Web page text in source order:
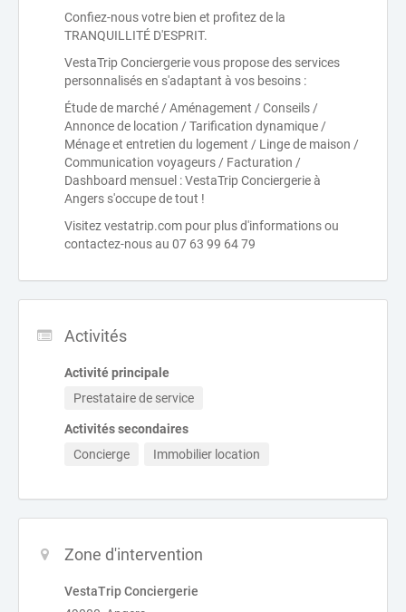
Confiez-nous votre bien et profitez de la
TRANQUILLITÉ D'ESPRIT.
VestaTrip Conciergerie vous propose des services
personnalisés en s'adaptant à vos besoins :
Étude de marché / Aménagement / Conseils /
Annonce de location / Tarification dynamique /
Ménage et entretien du logement / Linge de maison /
Communication voyageurs / Facturation /
Dashboard mensuel : VestaTrip Conciergerie à
Angers s'occupe de tout !
Visitez vestatrip.com pour plus d'informations ou
contactez-nous au 07 63 99 64 79
Activités
Activité principale
Prestataire de service
Activités secondaires
Concierge
Immobilier location
Zone d'intervention
VestaTrip Conciergerie